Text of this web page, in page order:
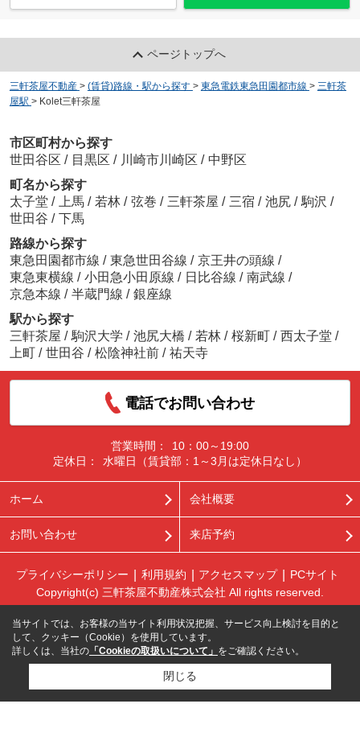
ページトップへ
三軒茶屋不動産 > (賃貸)路線・駅から探す > 東急電鉄東急田園都市線 > 三軒茶
屋駅 > Kolet三軒茶屋
市区町村から探す
世田谷区 / 目黒区 / 川崎市川崎区 / 中野区
町名から探す
太子堂 / 上馬 / 若林 / 弦巻 / 三軒茶屋 / 三宿 / 池尻 / 駒沢 /
世田谷 / 下馬
路線から探す
東急田園都市線 / 東急世田谷線 / 京王井の頭線 /
東急東横線 / 小田急小田原線 / 日比谷線 / 南武線 /
京急本線 / 半蔵門線 / 銀座線
駅から探す
三軒茶屋 / 駒沢大学 / 池尻大橋 / 若林 / 桜新町 / 西太子堂 /
上町 / 世田谷 / 松陰神社前 / 祐天寺
電話でお問い合わせ
営業時間：
10：00～19:00
定休日：
水曜日（賃貸部：1～3月は定休日なし）
ホーム 会社概要
お問い合わせ 来店予約
プライバシーポリシー 利用規約 アクセスマップ
PCサイト
Copyright(c) 三軒茶屋不動産株式会社 All rights reserved.
当サイトでは、お客様の当サイト利用状況把握、サービス向上検討を目的と
して、クッキー（Cookie）を使用しています。
詳しくは、当社の 「Cookieの取扱いについて」 をご確認ください。
閉じる